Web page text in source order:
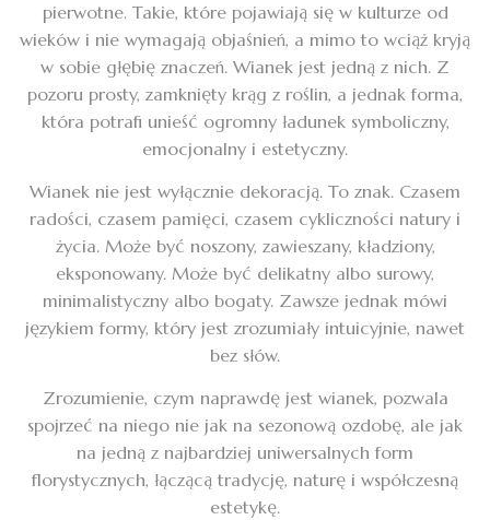
pierwotne. Takie, które pojawiają się w kulturze od
wieków i nie wymagają objaśnień, a mimo to wciąż kryją
w sobie głębię znaczeń. Wianek jest jedną z nich. Z
pozoru prosty, zamknięty krąg z roślin, a jednak forma,
która potrafi unieść ogromny ładunek symboliczny,
emocjonalny i estetyczny.
Wianek nie jest wyłącznie dekoracją. To znak. Czasem
radości, czasem pamięci, czasem cykliczności natury i
życia. Może być noszony, zawieszany, kładziony,
eksponowany. Może być delikatny albo surowy,
minimalistyczny albo bogaty. Zawsze jednak mówi
językiem formy, który jest zrozumiały intuicyjnie, nawet
bez słów.
Zrozumienie, czym naprawdę jest wianek, pozwala
spojrzeć na niego nie jak na sezonową ozdobę, ale jak
na jedną z najbardziej uniwersalnych form
florystycznych, łączącą tradycję, naturę i współczesną
estetykę.